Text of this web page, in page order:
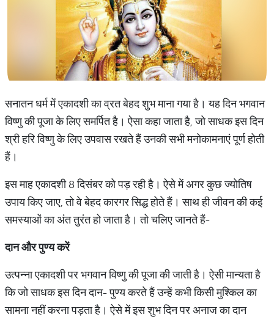
सनातन धर्म में एकादशी का व्रत बेहद शुभ माना गया है। यह दिन भगवान
विष्णु की पूजा के लिए समर्पित है। ऐसा कहा जाता है, जो साधक इस दिन
श्री हरि विष्णु के लिए उपवास रखते हैं उनकी सभी मनोकामनाएं पूर्ण होती
हैं।
इस माह एकादशी 8 दिसंबर को पड़ रही है। ऐसे में अगर कुछ ज्योतिष
उपाय किए जाए, तो वे बेहद कारगर सिद्ध होते हैं। साथ ही जीवन की कई
समस्याओं का अंत तुरंत हो जाता है। तो चलिए जानते हैं-
दान और पुण्य करें
उत्पन्ना एकादशी पर भगवान विष्णु की पूजा की जाती है। ऐसी मान्यता है
कि जो साधक इस दिन दान- पुण्य करते हैं उन्हें कभी किसी मुश्किल का
सामना नहीं करना पड़ता है। ऐसे में इस शुभ दिन पर अनाज का दान